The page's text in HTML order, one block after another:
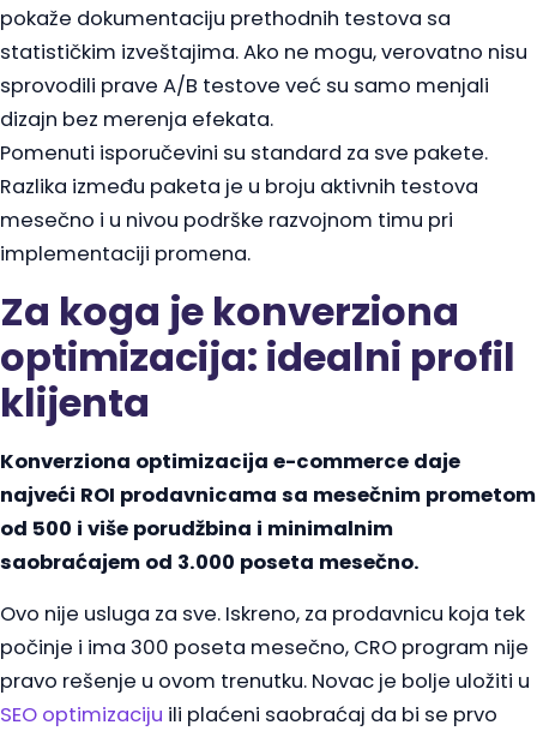
pokaže dokumentaciju prethodnih testova sa
statističkim izveštajima. Ako ne mogu, verovatno nisu
sprovodili prave A/B testove već su samo menjali
dizajn bez merenja efekata.
Pomenuti isporučevini su standard za sve pakete.
Razlika između paketa je u broju aktivnih testova
mesečno i u nivou podrške razvojnom timu pri
implementaciji promena.
Za koga je konverziona
optimizacija: idealni profil
klijenta
Konverziona optimizacija e-commerce daje
najveći ROI prodavnicama sa mesečnim prometom
od 500 i više porudžbina i minimalnim
saobraćajem od 3.000 poseta mesečno.
Ovo nije usluga za sve. Iskreno, za prodavnicu koja tek
počinje i ima 300 poseta mesečno, CRO program nije
pravo rešenje u ovom trenutku. Novac je bolje uložiti u
SEO optimizaciju ili plaćeni saobraćaj da bi se prvo